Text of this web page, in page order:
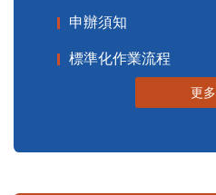
申辦須知
標準化作業流程
更多